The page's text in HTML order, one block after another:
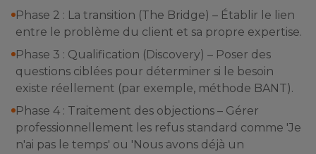
Phase 2 : La transition (The Bridge) – Établir le lien
entre le problème du client et sa propre expertise.
Phase 3 : Qualification (Discovery) – Poser des
questions ciblées pour déterminer si le besoin
existe réellement (par exemple, méthode BANT).
Phase 4 : Traitement des objections – Gérer
professionnellement les refus standard comme 'Je
n'ai pas le temps' ou 'Nous avons déjà un